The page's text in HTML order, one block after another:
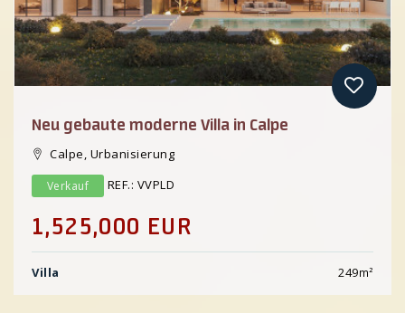
Neu gebaute moderne Villa in Calpe
Calpe, Urbanisierung
Verkauf REF.: VVPLD
1,525,000 EUR
Villa 249m²